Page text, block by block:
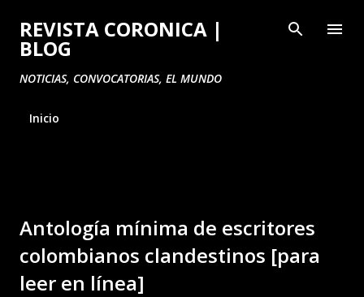
Ir al contenido principal
REVISTA CORONICA |
BLOG
NOTICIAS, CONVOCATORIAS, EL MUNDO
Inicio
Antología mínima de escritores
colombianos clandestinos [para
leer en línea]